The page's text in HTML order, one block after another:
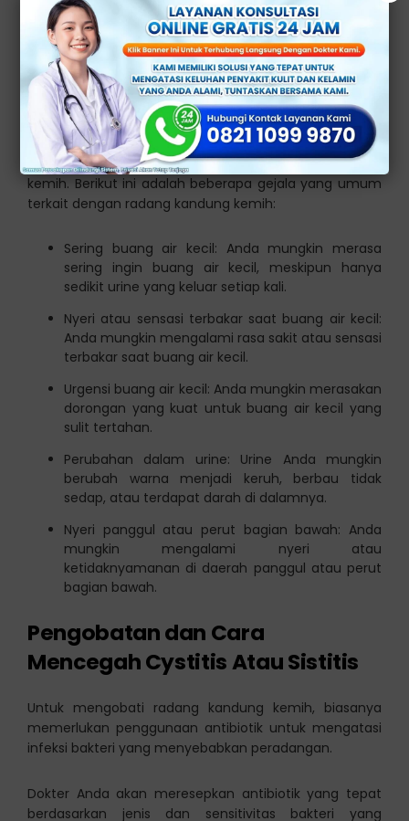
Kandung Kemih
Radang kandung kemih, yang juga dikenal sebagai
sistitis, adalah kondisi peradangan pada kandung
kemih. Ini biasanya disebabkan oleh infeksi bakteri
yang masuk ke dalam kandung kemih melalui saluran
kemih. Berikut ini adalah beberapa gejala yang umum
terkait dengan radang kandung kemih:
Sering buang air kecil: Anda mungkin merasa
sering ingin buang air kecil, meskipun hanya
sedikit urine yang keluar setiap kali.
Nyeri atau sensasi terbakar saat buang air kecil:
Anda mungkin mengalami rasa sakit atau sensasi
terbakar saat buang air kecil.
Urgensi buang air kecil: Anda mungkin merasakan
dorongan yang kuat untuk buang air kecil yang
sulit tertahan.
Perubahan dalam urine: Urine Anda mungkin
berubah warna menjadi keruh, berbau tidak
sedap, atau terdapat darah di dalamnya.
Nyeri panggul atau perut bagian bawah: Anda
mungkin mengalami nyeri atau
ketidaknyamanan di daerah panggul atau perut
bagian bawah.
Pengobatan dan Cara
Mencegah Cystitis Atau Sistitis
Untuk mengobati radang kandung kemih, biasanya
memerlukan penggunaan antibiotik untuk mengatasi
infeksi bakteri yang menyebabkan peradangan.
Dokter Anda akan meresepkan antibiotik yang tepat
berdasarkan jenis dan sensitivitas bakteri yang